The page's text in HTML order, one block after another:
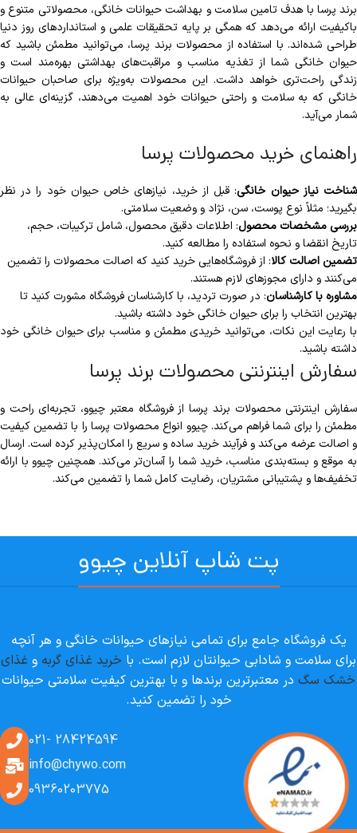
برند پرسا با هدف تامین سلامت و بهداشت حیوانات خانگی، محصولاتی متنوع و
باکیفیت ارائه می‌دهد که همگی بر پایه تحقیقات علمی و استانداردهای روز دنیا
طراحی شده‌اند. با استفاده از محصولات برند پرسا، می‌توانید مطمئن باشید که
حیوان خانگی شما از تغذیه مناسب و مراقبت‌های بهداشتی بهره‌مند است و
زندگی راحت‌تری خواهد داشت. این محصولات به‌ویژه برای صاحبان حیوانات
خانگی که به سلامت و راحتی حیوانات خود اهمیت می‌دهند، گزینه‌ای عالی به
شمار می‌آید.
راهنمای خرید محصولات پرسا
قبل
از
خرید
محصولات
پرسا،
حتماً
نیازها
و
شرایط
خاص
حیوان
خانگی‌تان
بشناسید
محصول
مناسب
در
خرید
محصولات
پرسا
شناخت نیاز حیوان خانگی: قبل از خرید، نیازهای خاص حیوان خود را در نظر
بگیرید؛ مثلاً نوع پوست، سن، نژاد و وضعیت سلامتی.
بررسی مشخصات محصول: اطلاعات دقیق محصول، شامل ترکیبات، حجم،
تاریخ انقضا و نحوه استفاده را مطالعه کنید.
تضمین اصالت کالا: از فروشگاه‌هایی خرید کنید که اصالت محصولات را تضمین
می‌کنند و دارای مجوزهای لازم هستند.
مشاوره با کارشناسان: در صورت تردید، با کارشناسان فروشگاه مشورت کنید تا
بهترین انتخاب را برای حیوان خانگی خود داشته باشید.
با رعایت این نکات، می‌توانید خریدی مطمئن و مناسب برای حیوان خانگی خود
داشته باشید.
سفارش اینترنتی محصولات برند پرسا
سفارش اینترنتی محصولات برند پرسا از فروشگاه معتبر چیوو، تجربه‌ای راحت و
مطمئن را برای شما فراهم می‌کند. چیوو انواع محصولات پرسا را با تضمین کیفیت
و اصالت عرضه می‌کند و فرآیند خرید ساده و سریع را امکان‌پذیر کرده است. ارسال
به موقع و بسته‌بندی مناسب، خرید شما را آسان‌تر می‌کند. همچنین چیوو با ارائه
تخفیف‌ها و پشتیبانی مشتریان، رضایت کامل شما را تضمین می‌کند.
پت شاپ آنلاین چیوو
یک فروشگاه جامع برای تمامی نیازهای حیوانات خانگی و هر آنچه
برای سلامت و شادابی حیوانتان لازم است. با خرید غذای گربه و غذای
خشک سگ در معتبرترین برندها و با بهترین کیفیت سلامتی حیوانات
خود را تضمین کنید.
28424594 -021
info@chywo.com
09360203775